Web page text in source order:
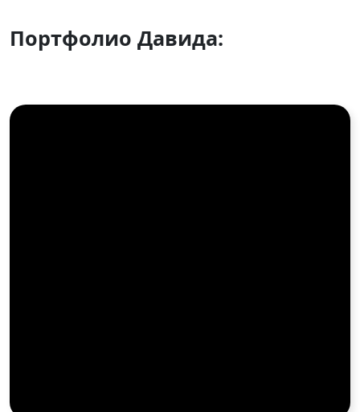
Портфолио Давида: